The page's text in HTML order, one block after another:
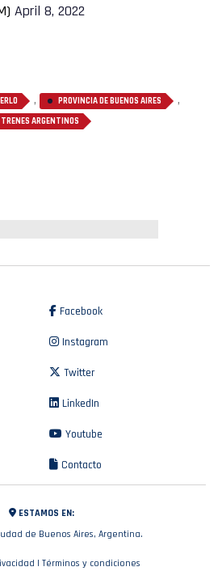
April 8, 2022
, PROVINCIA DE BUENOS AIRES ,
TRENES ARGENTINOS
Facebook
Instagram
Twitter
LinkedIn
Youtube
Contacto
ESTAMOS EN:
de Buenos Aires, Argentina.
| Términos y condiciones